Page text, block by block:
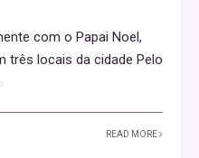
com o Papai Noel,
três locais da cidade Pelo
READ MORE